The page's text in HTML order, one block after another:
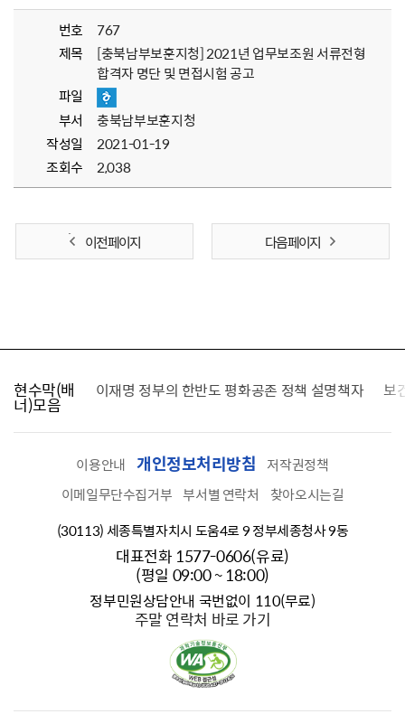
번호
767
제목
[충북남부보훈지청] 2021년 업무보조원 서류전형
합격자 명단 및 면접시험 공고
파일
부서
충북남부보훈지청
작성일
2021-01-19
조회수
2,038
이전 페이지 다음 페이지
현수막(배
너)모음
찾습니다 이재명 정부의 한반도 평화공존 정책 설명책자 보
이용안내 개인정보처리방침
저작권정책
이메일무단수집거부 부서별 연락처
찾아오시는길
(30113) 세종특별자치시 도움4로 9 정부세종청사 9동
대표전화 1577-0606(유료)
(평일 09:00 ~ 18:00)
정부민원상담안내 국번없이 110(무료)
주말 연락처 바로 가기